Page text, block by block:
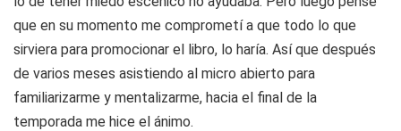
que en su momento me comprometí a que todo lo que
sirviera para promocionar el libro, lo haría. Así que después
de varios meses asistiendo al micro abierto para
familiarizarme y mentalizarme, hacia el final de la
temporada me hice el ánimo.